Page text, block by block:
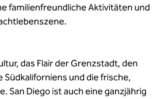
familienfreundliche Aktivitäten und
das Flair der Grenzstadt, den
und die frische,
San Diego ist auch eine ganzjährig